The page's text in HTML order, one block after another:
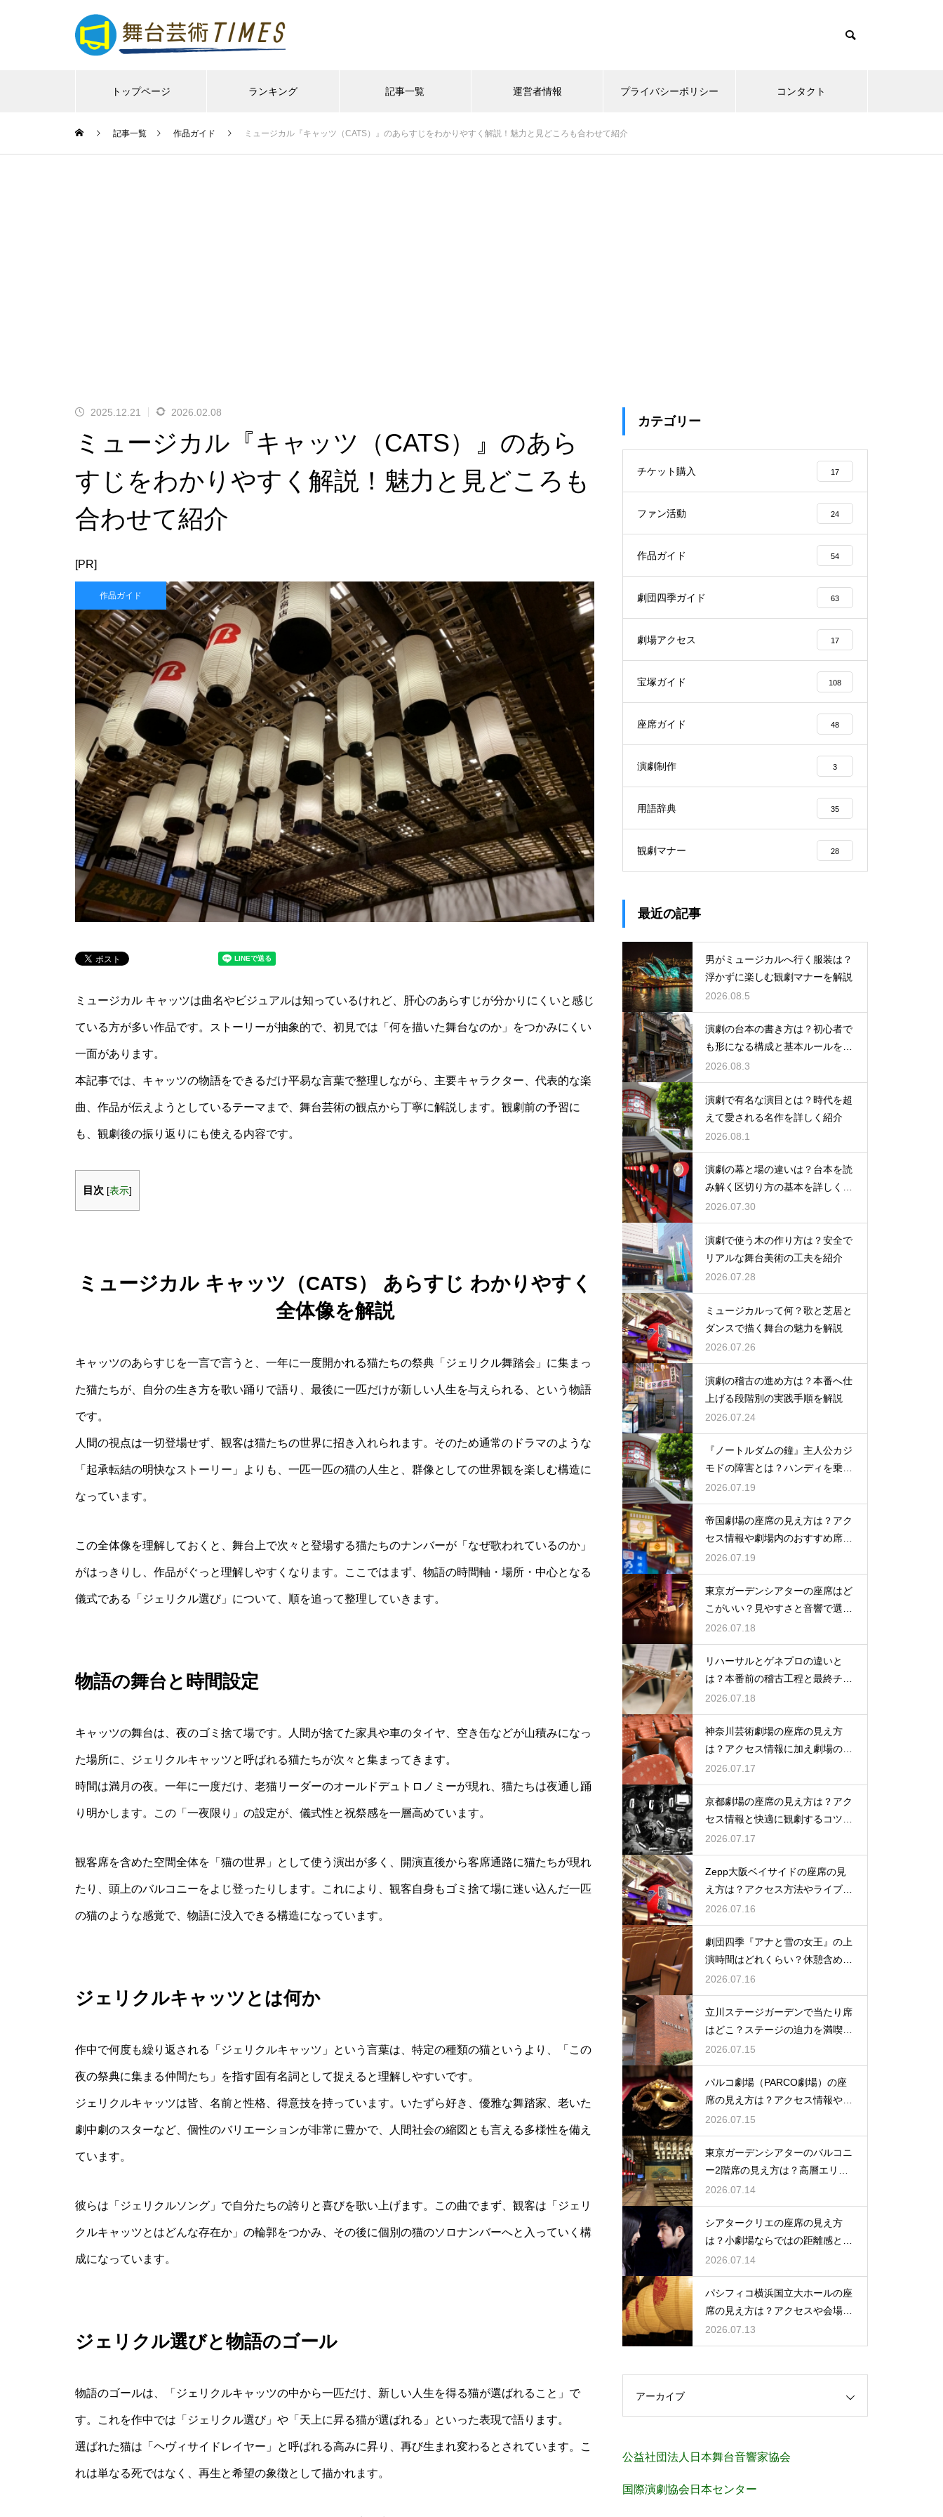
トップページ ランキング 記事一覧 運営者情報 プライバシーポリシー コンタクト
記事一覧 作品ガイド ミュージカル『キャッツ（CATS）』のあらすじをわかりやすく解説！魅力と見どころも合わせて紹介
2025.12.21 2026.02.08
ミュージカル『キャッツ（CATS）』のあら
すじをわかりやすく解説！魅力と見どころも
合わせて紹介
[PR]
作品ガイド
ミュージカル キャッツは曲名やビジュアルは知っているけれど、肝心のあらすじが分かりにくいと感じ
ている方が多い作品です。ストーリーが抽象的で、初見では「何を描いた舞台なのか」をつかみにくい
一面があります。
本記事では、キャッツの物語をできるだけ平易な言葉で整理しながら、主要キャラクター、代表的な楽
曲、作品が伝えようとしているテーマまで、舞台芸術の観点から丁寧に解説します。観劇前の予習に
も、観劇後の振り返りにも使える内容です。
目次 [表示]
ミュージカル キャッツ（CATS） あらすじ わかりやすく
全体像を解説
キャッツのあらすじを一言で言うと、一年に一度開かれる猫たちの祭典「ジェリクル舞踏会」に集まっ
た猫たちが、自分の生き方を歌い踊りで語り、最後に一匹だけが新しい人生を与えられる、という物語
です。
人間の視点は一切登場せず、観客は猫たちの世界に招き入れられます。そのため通常のドラマのような
「起承転結の明快なストーリー」よりも、一匹一匹の猫の人生と、群像としての世界観を楽しむ構造に
なっています。
この全体像を理解しておくと、舞台上で次々と登場する猫たちのナンバーが「なぜ歌われているのか」
がはっきりし、作品がぐっと理解しやすくなります。ここではまず、物語の時間軸・場所・中心となる
儀式である「ジェリクル選び」について、順を追って整理していきます。
物語の舞台と時間設定
キャッツの舞台は、夜のゴミ捨て場です。人間が捨てた家具や車のタイヤ、空き缶などが山積みになっ
た場所に、ジェリクルキャッツと呼ばれる猫たちが次々と集まってきます。
時間は満月の夜。一年に一度だけ、老猫リーダーのオールドデュトロノミーが現れ、猫たちは夜通し踊
り明かします。この「一夜限り」の設定が、儀式性と祝祭感を一層高めています。
観客席を含めた空間全体を「猫の世界」として使う演出が多く、開演直後から客席通路に猫たちが現れ
たり、頭上のバルコニーをよじ登ったりします。これにより、観客自身もゴミ捨て場に迷い込んだ一匹
の猫のような感覚で、物語に没入できる構造になっています。
ジェリクルキャッツとは何か
作中で何度も繰り返される「ジェリクルキャッツ」という言葉は、特定の種類の猫というより、「この
夜の祭典に集まる仲間たち」を指す固有名詞として捉えると理解しやすいです。
ジェリクルキャッツは皆、名前と性格、得意技を持っています。いたずら好き、優雅な舞踏家、老いた
劇中劇のスターなど、個性のバリエーションが非常に豊かで、人間社会の縮図とも言える多様性を備え
ています。
彼らは「ジェリクルソング」で自分たちの誇りと喜びを歌い上げます。この曲でまず、観客は「ジェリ
クルキャッツとはどんな存在か」の輪郭をつかみ、その後に個別の猫のソロナンバーへと入っていく構
成になっています。
ジェリクル選びと物語のゴール
物語のゴールは、「ジェリクルキャッツの中から一匹だけ、新しい人生を得る猫が選ばれること」で
す。これを作中では「ジェリクル選び」や「天上に昇る猫が選ばれる」といった表現で語ります。
選ばれた猫は「ヘヴィサイドレイヤー」と呼ばれる高みに昇り、再び生まれ変わるとされています。こ
れは単なる死ではなく、再生と希望の象徴として描かれます。
カテゴリー
チケット購入 17
ファン活動 24
作品ガイド 54
劇団四季ガイド 63
劇場アクセス 17
宝塚ガイド 108
座席ガイド 48
演劇制作 3
用語辞典 35
観劇マナー 28
最近の記事
男がミュージカルへ行く服装は？
浮かずに楽しむ観劇マナーを解説
2026.08.5
演劇の台本の書き方は？初心者で
も形になる構成と基本ルールを解
説
2026.08.3
演劇で有名な演目とは？時代を超
えて愛される名作を詳しく紹介
2026.08.1
演劇の幕と場の違いは？台本を読
み解く区切り方の基本を詳しく解
説
2026.07.30
演劇で使う木の作り方は？安全で
リアルな舞台美術の工夫を紹介
2026.07.28
ミュージカルって何？歌と芝居と
ダンスで描く舞台の魅力を解説
2026.07.26
演劇の稽古の進め方は？本番へ仕
上げる段階別の実践手順を解説
2026.07.24
『ノートルダムの鐘』主人公カジ
モドの障害とは？ハンディを乗り
越える姿に感動
2026.07.19
帝国劇場の座席の見え方は？アク
セス情報や劇場内のおすすめ席を
徹底ガイド
2026.07.19
東京ガーデンシアターの座席はど
こがいい？見やすさと音響で選ぶ
おすすめのポジション
2026.07.18
リハーサルとゲネプロの違いと
は？本番前の稽古工程と最終チェ
ックの意味を解説
2026.07.18
神奈川芸術劇場の座席の見え方
は？アクセス情報に加え劇場の魅
力を徹底解説
2026.07.17
京都劇場の座席の見え方は？アク
セス情報と快適に観劇するコツを
事前にチェック
2026.07.17
Zepp大阪ベイサイドの座席の見
え方は？アクセス方法やライブを
楽しむポイントを紹介
2026.07.16
劇団四季『アナと雪の女王』の上
演時間はどれくらい？休憩含めた
公演の長さを解説
2026.07.16
立川ステージガーデンで当たり席
はどこ？ステージの迫力を満喫で
きるベストポジションを紹介
2026.07.15
パルコ劇場（PARCO劇場）の座
席の見え方は？アクセス情報や劇
場の特徴も徹底紹介
2026.07.15
東京ガーデンシアターのバルコニ
ー2階席の見え方は？高層エリア
からの視界と音響をチェック
2026.07.14
シアタークリエの座席の見え方
は？小劇場ならではの距離感と見
やすさを解説
2026.07.14
パシフィコ横浜国立大ホールの座
席の見え方は？アクセスや会場の
規模感も徹底チェック
2026.07.13
アーカイブ
公益社団法人日本舞台音響家協会
国際演劇協会日本センター